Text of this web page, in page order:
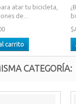
atar tu bicicleta,
de...
carrito
CATEGORÍA: